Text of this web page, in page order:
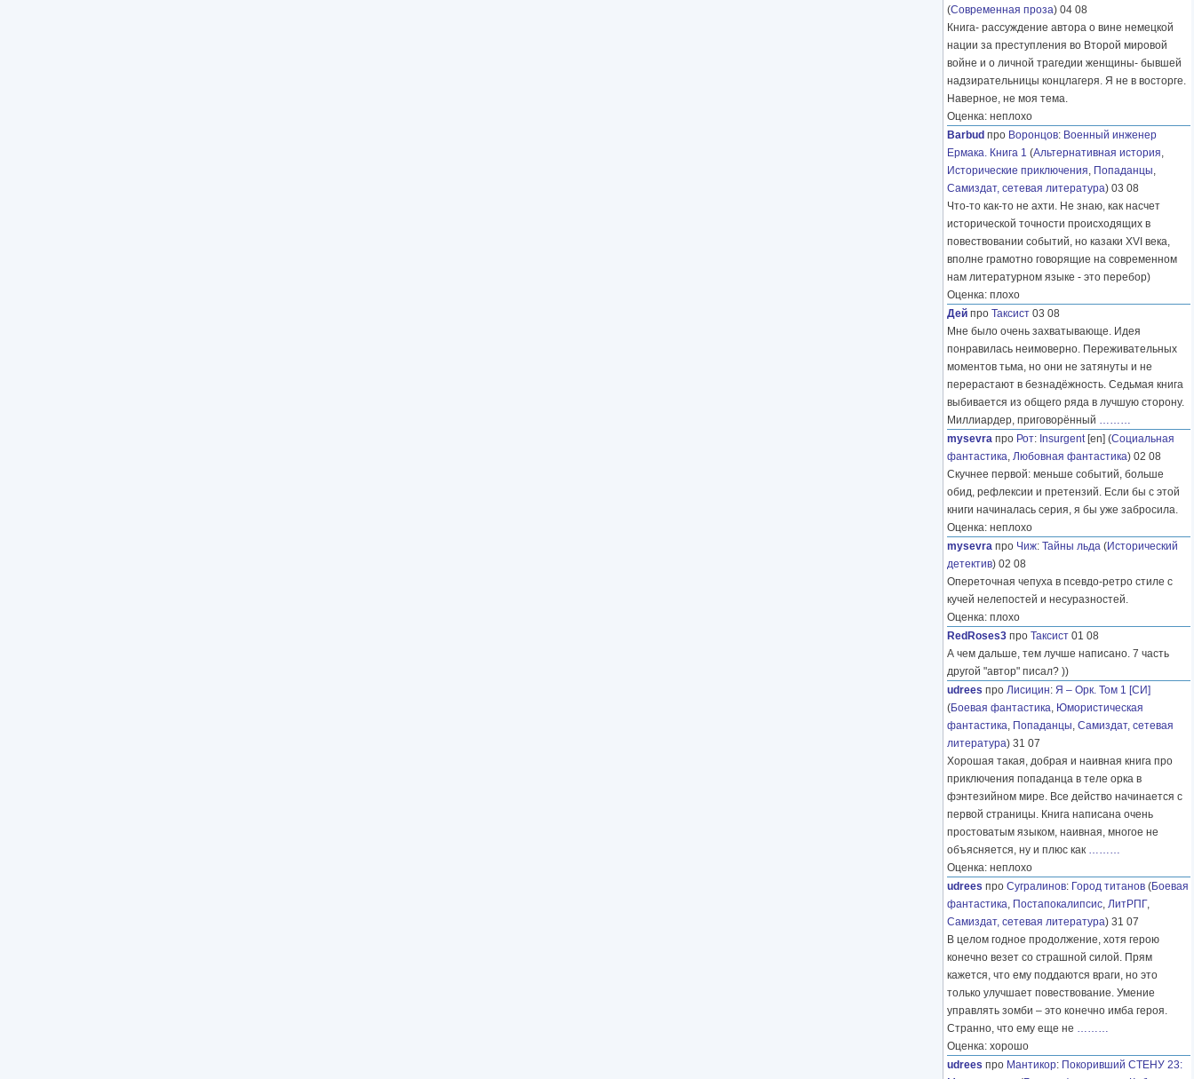
(Современная проза) 04 08
Книга- рассуждение автора о вине немецкой
нации за преступления во Второй мировой
войне и о личной трагедии женщины- бывшей
надзирательницы концлагеря. Я не в восторге.
Наверное, не моя тема.
Оценка: неплохо
Barbud про Воронцов: Военный инженер
Ермака. Книга 1 (Альтернативная история,
Исторические приключения, Попаданцы,
Самиздат, сетевая литература) 03 08
Что-то как-то не ахти. Не знаю, как насчет
исторической точности происходящих в
повествовании событий, но казаки XVI века,
вполне грамотно говорящие на современном
нам литературном языке - это перебор)
Оценка: плохо
Дей про Таксист 03 08
Мне было очень захватывающе. Идея
понравилась неимоверно. Переживательных
моментов тьма, но они не затянуты и не
перерастают в безнадёжность. Седьмая книга
выбивается из общего ряда в лучшую сторону.
Миллиардер, приговорённый ………
mysevra про Рот: Insurgent[en] (Социальная
фантастика, Любовная фантастика) 02 08
Скучнее первой: меньше событий, больше
обид, рефлексии и претензий. Если бы с этой
книги начиналась серия, я бы уже забросила.
Оценка: неплохо
mysevra про Чиж: Тайны льда (Исторический
детектив) 02 08
Опереточная чепуха в псевдо-ретро стиле с
кучей нелепостей и несуразностей.
Оценка: плохо
RedRoses3 про Таксист 01 08
А чем дальше, тем лучше написано. 7 часть
другой "автор" писал? ))
udrees про Лисицин: Я – Орк. Том 1 [СИ]
(Боевая фантастика, Юмористическая
фантастика, Попаданцы, Самиздат, сетевая
литература) 31 07
Хорошая такая, добрая и наивная книга про
приключения попаданца в теле орка в
фэнтезийном мире. Все действо начинается с
первой страницы. Книга написана очень
простоватым языком, наивная, многое не
объясняется, ну и плюс как ………
Оценка: неплохо
udrees про Сугралинов: Город титанов (Боевая
фантастика, Постапокалипсис, ЛитРПГ,
Самиздат, сетевая литература) 31 07
В целом годное продолжение, хотя герою
конечно везет со страшной силой. Прям
кажется, что ему поддаются враги, но это
только улучшает повествование. Умение
управлять зомби – это конечно имба героя.
Странно, что ему еще не ………
Оценка: хорошо
udrees про Мантикор: Покоривший СТЕНУ 23: